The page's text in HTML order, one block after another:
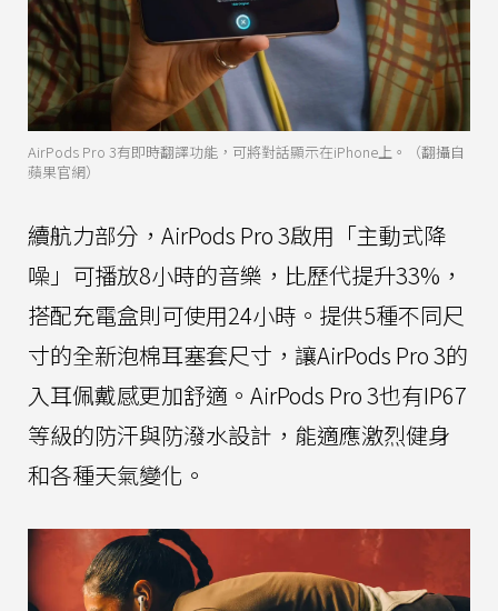
AirPods Pro 3有即時翻譯功能，可將對話顯示在iPhone上。（翻攝自
蘋果官網）
續航力部分，AirPods Pro 3啟用「主動式降
噪」可播放8小時的音樂，比歷代提升33%，
搭配充電盒則可使用24小時。提供5種不同尺
寸的全新泡棉耳塞套尺寸，讓AirPods Pro 3的
入耳佩戴感更加舒適。AirPods Pro 3也有IP67
等級的防汗與防潑水設計，能適應激烈健身
和各種天氣變化。